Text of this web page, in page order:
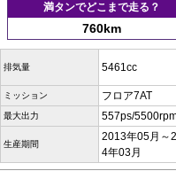
満タンでどこまで走る？
760km
排気量 5461cc
ミッション フロア7AT
最大出力 557ps/
生産期間
2013年05月～
4年03月